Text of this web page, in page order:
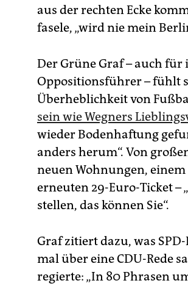
aus der rechten Ecke
fasele, „wird nie mein
Der Grüne Graf – auch für
Oppositionsführer – fühlt
Überheblichkeit von
sein wie Wegners
wieder Bodenhaftung
anders herum“. Von
neuen Wohnungen,
erneuten 29-Euro-Ticket –
stellen, das können Sie“.
Graf zitiert dazu, was
mal über eine CDU-Rede
regierte: „In 80 Phrasen